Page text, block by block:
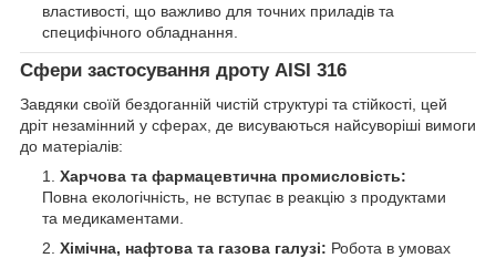
властивості, що важливо для точних приладів та
специфічного обладнання.
Сфери застосування дроту AISI 316
Завдяки своїй бездоганній чистій структурі та стійкості, цей
дріт незамінний у сферах, де висуваються найсуворіші вимоги
до матеріалів:
Харчова та фармацевтична промисловість:
Повна екологічність, не вступає в реакцію з продуктами
та медикаментами.
Хімічна, нафтова та газова галузі: Робота в умовах